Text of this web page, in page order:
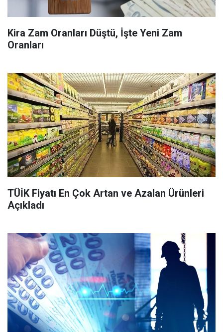
Kira Zam Oranları Düştü, İşte Yeni Zam
Oranları
TÜİK Fiyatı En Çok Artan ve Azalan Ürünleri
Açıkladı